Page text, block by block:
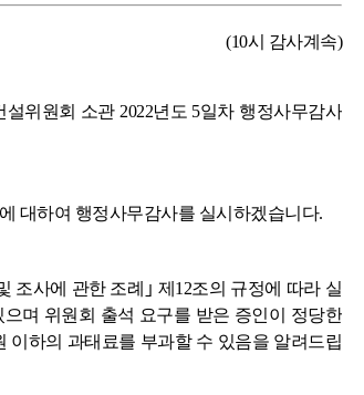
(10시 감사계속)
위원회 소관 2022년도 5일차 행정사무감사
대하여 행정사무감사를 실시하겠습니다.
조사에 관한 조례｣ 제12조의 규정에 따라 실
며 위원회 출석 요구를 받은 증인이 정당한
이하의 과태료를 부과할 수 있음을 알려드립